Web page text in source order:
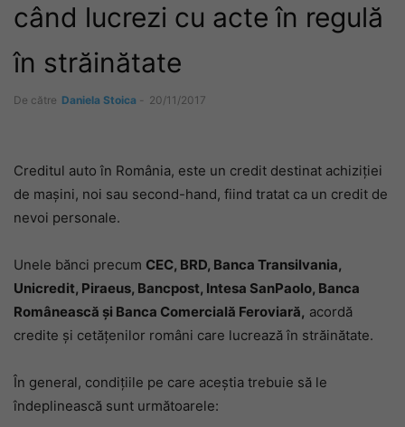
când lucrezi cu acte în regulă
în străinătate
De către Daniela Stoica - 20/11/2017
Creditul auto în România, este un credit destinat achiziției
de mașini, noi sau second-hand, fiind tratat ca un credit de
nevoi personale.
Unele bănci precum CEC, BRD, Banca Transilvania,
Unicredit, Piraeus, Bancpost, Intesa SanPaolo, Banca
Românească și Banca Comercială Feroviară, acordă
credite și cetățenilor români care lucrează în străinătate.
În general, condițiile pe care aceștia trebuie să le
îndeplinească sunt următoarele: